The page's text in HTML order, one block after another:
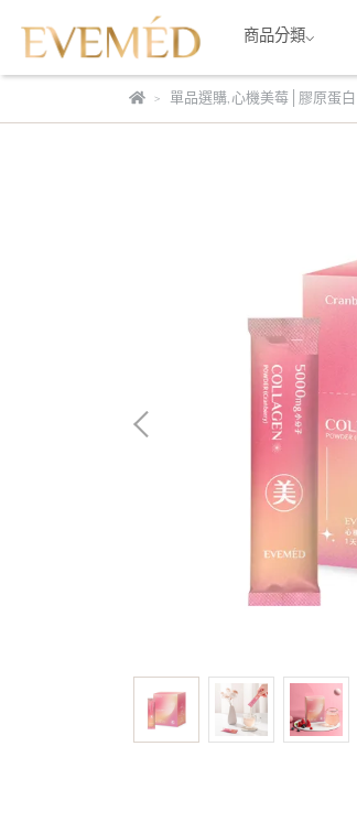
商品分類⌵
單品選購,心機美莓│膠原蛋白